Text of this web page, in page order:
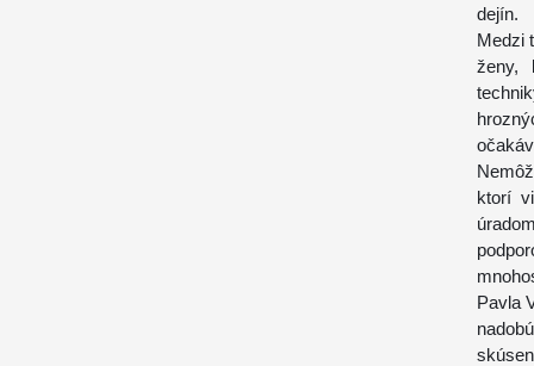
dejín.
Medzi
ženy,
ktorí
Pavla